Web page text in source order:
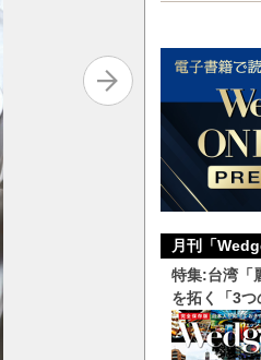
月刊「
特集:台湾「
を拓く「3つ